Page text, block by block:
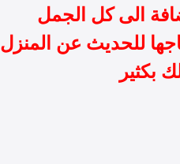
الى كل الجمل
للحديث عن المنزل
بكثير